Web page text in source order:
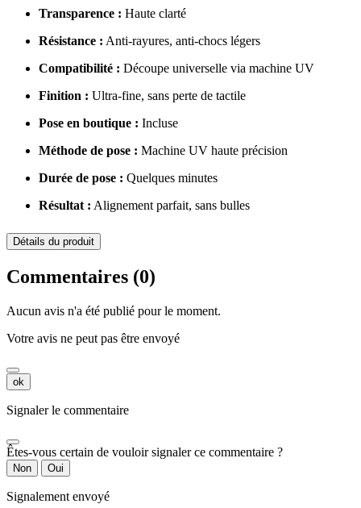
Transparence : Haute clarté
Résistance : Anti‑rayures, anti‑chocs légers
Compatibilité : Découpe universelle via machine UV
Finition : Ultra‑fine, sans perte de tactile
Pose en boutique : Incluse
Méthode de pose : Machine UV haute précision
Durée de pose : Quelques minutes
Résultat : Alignement parfait, sans bulles
Détails du produit
Commentaires (0)
Aucun avis n'a été publié pour le moment.
Votre avis ne peut pas être envoyé
ok
Signaler le commentaire
Êtes-vous certain de vouloir signaler ce commentaire ?
Non Oui
Signalement envoyé